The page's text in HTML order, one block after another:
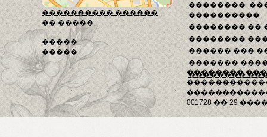
��������.
����������
�������� ��
��������
������ ���
�������
��������
���������� ������
�� �����
�����
�����
��������
001728 �� 29